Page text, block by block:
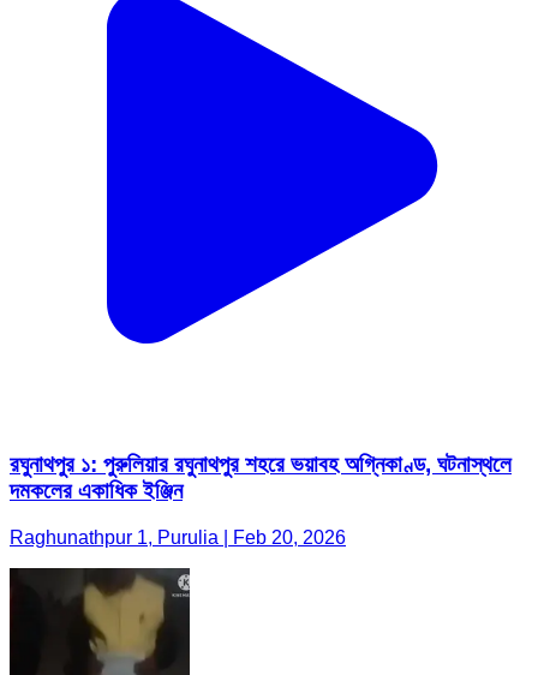
রঘুনাথপুর ১: পুরুলিয়ার রঘুনাথপুর শহরে ভয়াবহ অগ্নিকাণ্ড, ঘটনাস্থলে
দমকলের একাধিক ইঞ্জিন
Raghunathpur 1, Purulia | Feb 20, 2026